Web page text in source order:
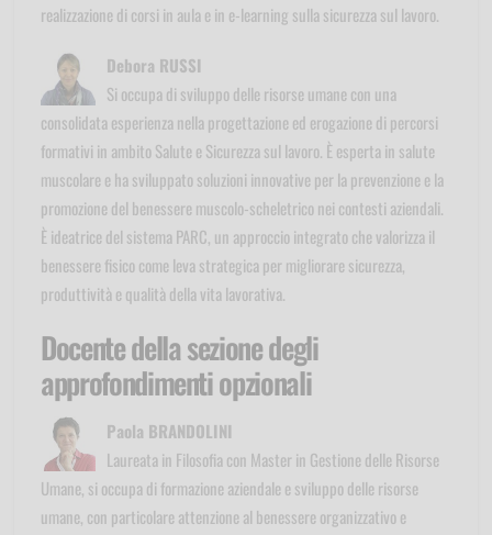
realizzazione di corsi in aula e in e-learning sulla sicurezza sul lavoro.
Debora RUSSI
Si occupa di sviluppo delle risorse umane con una
consolidata esperienza nella progettazione ed erogazione di percorsi
formativi in ambito Salute e Sicurezza sul lavoro. È esperta in salute
muscolare e ha sviluppato soluzioni innovative per la prevenzione e la
promozione del benessere muscolo-scheletrico nei contesti aziendali.
È ideatrice del sistema PARC, un approccio integrato che valorizza il
benessere fisico come leva strategica per migliorare sicurezza,
produttività e qualità della vita lavorativa.
Docente della sezione degli
approfondimenti opzionali
Paola BRANDOLINI
Laureata in Filosofia con Master in Gestione delle Risorse
Umane, si occupa di formazione aziendale e sviluppo delle risorse
umane, con particolare attenzione al benessere organizzativo e